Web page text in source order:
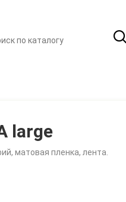
large
матовая пленка, лента.